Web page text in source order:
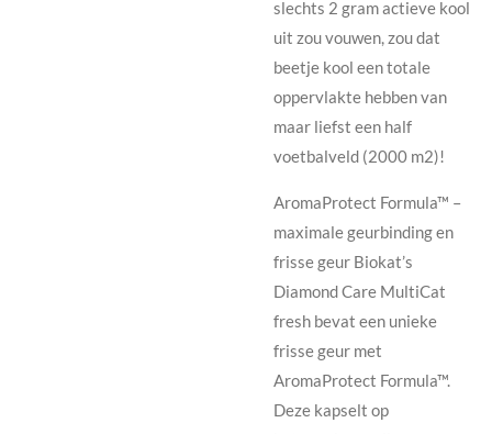
slechts 2 gram actieve kool
uit zou vouwen, zou dat
beetje kool een totale
oppervlakte hebben van
maar liefst een half
voetbalveld (2000 m2)!
AromaProtect Formula™ –
maximale geurbinding en
frisse geur Biokat’s
Diamond Care MultiCat
fresh bevat een unieke
frisse geur met
AromaProtect Formula™.
Deze kapselt op